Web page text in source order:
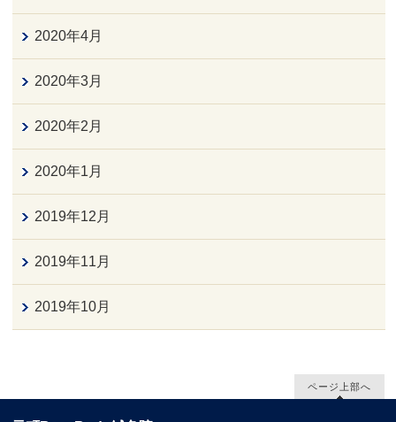
2020年4月
2020年3月
2020年2月
2020年1月
2019年12月
2019年11月
2019年10月
ページ上部へ